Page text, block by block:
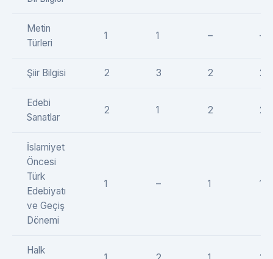
Metin
Türleri
1 1 – –
Şiir Bilgisi 2 3 2 2
Edebi
Sanatlar
2 1 2 2
İslamiyet
Öncesi
Türk
Edebiyatı
ve Geçiş
Dönemi
1 – 1 1
Halk